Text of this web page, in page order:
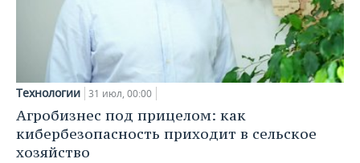
Технологии 31 июл, 00:00
Агробизнес под прицелом: как
кибербезопасность приходит в сельское
хозяйство